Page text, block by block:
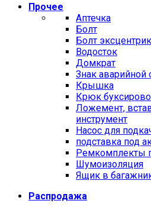
Прочее
Аптечка
Болт
Болт эксцентрик
Водосток
Домкрат
Знак аварийной
Крышка
Крюк
Ложемент,
инструмент
Насос для
подставка под
Ремкомплекты
Шумоизоляция
Ящик в
Распродажа